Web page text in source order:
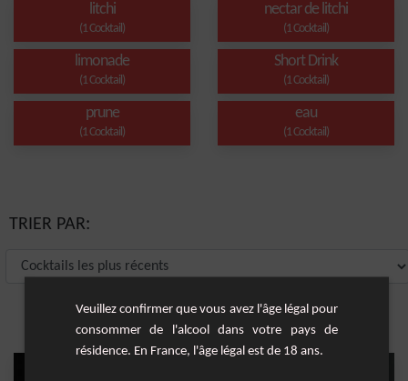
litchi
(1 Cocktail)
nectar de litchi
(1 Cocktail)
limonade
(1 Cocktail)
Short Drink
(1 Cocktail)
prune
(1 Cocktail)
eau
(1 Cocktail)
TRIER PAR:
Veuillez confirmer que vous avez l'âge légal pour
consommer de l'alcool dans votre pays de
résidence. En France, l'âge légal est de 18 ans.